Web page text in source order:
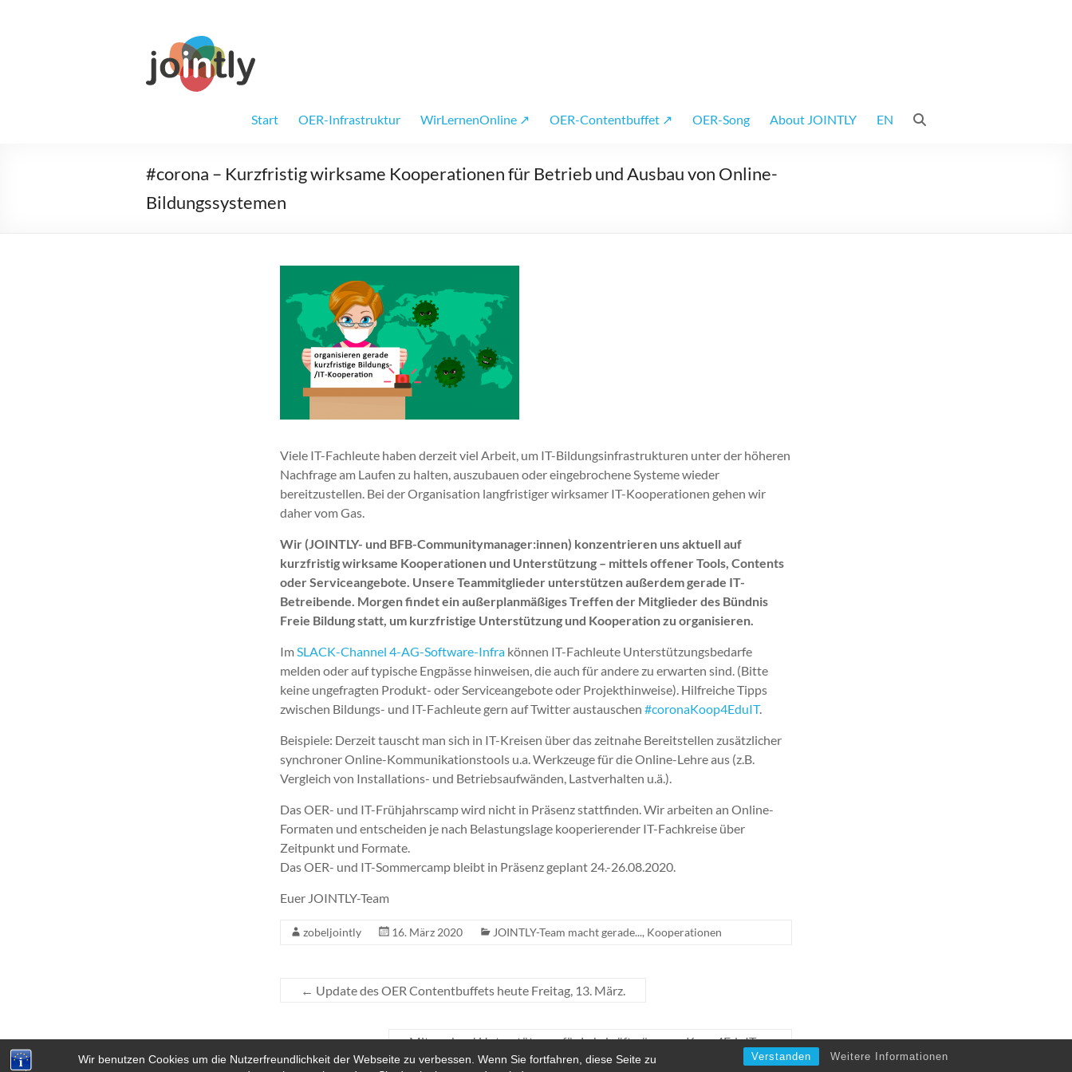
Wir benutzen Cookies um die Nutzerfreundlichkeit der Webseite zu verbessen. Wenn Sie fortfahren, diese Seite zu
Verstanden Weitere Informationen
Start OER-Infrastruktur WirLernenOnline ↗ OER-Contentbuffet ↗ OER-Song About JOINTLY EN
#corona – Kurzfristig wirksame Kooperationen für Betrieb und Ausbau von Online-
Bildungssystemen
Viele IT-Fachleute haben derzeit viel Arbeit, um IT-Bildungsinfrastrukturen unter der höheren
Nachfrage am Laufen zu halten, auszubauen oder eingebrochene Systeme wieder
bereitzustellen. Bei der Organisation langfristiger wirksamer IT-Kooperationen gehen wir
daher vom Gas.
Wir (JOINTLY- und BFB-Communitymanager:innen) konzentrieren uns aktuell auf
kurzfristig wirksame Kooperationen und Unterstützung – mittels offener Tools, Contents
oder Serviceangebote. Unsere Teammitglieder unterstützen außerdem gerade IT-
Betreibende. Morgen findet ein außerplanmäßiges Treffen der Mitglieder des Bündnis
Freie Bildung statt, um kurzfristige Unterstützung und Kooperation zu organisieren.
ImSLACK-Channel 4-AG-Software-Infra können IT-Fachleute Unterstützungsbedarfe
melden oder auf typische Engpässe hinweisen, die auch für andere zu erwarten sind. (Bitte
keine ungefragten Produkt- oder Serviceangebote oder Projekthinweise). Hilfreiche Tipps
zwischen Bildungs- und IT-Fachleute gern auf Twitter austauschen#coronaKoop4EduIT.
Beispiele: Derzeit tauscht man sich in IT-Kreisen über das zeitnahe Bereitstellen zusätzlicher
synchroner Online-Kommunikationstools u.a. Werkzeuge für die Online-Lehre aus (z.B.
Vergleich von Installations- und Betriebsaufwänden, Lastverhalten u.ä.).
Das OER- und IT-Frühjahrscamp wird nicht in Präsenz stattfinden. Wir arbeiten an Online-
Formaten und entscheiden je nach Belastungslage kooperierender IT-Fachkreise über
Zeitpunkt und Formate.
Das OER- und IT-Sommercamp bleibt in Präsenz geplant 24.-26.08.2020.
Euer JOINTLY-Team
zobeljointly 16. März 2020 JOINTLY-Team macht gerade..., Kooperationen
← Update des OER Contentbuffets heute Freitag, 13. März.
Mitmachen! Unterstützung für Lehrkräfte #coronaKoop4EduIT→